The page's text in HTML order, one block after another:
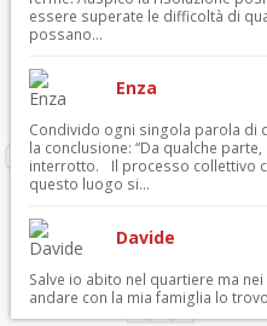
essere superate le difficoltà di
possano...
Enza
Condivido ogni singola parola di
la conclusione: “Da qualche
interrotto. Il processo collettivo
questo luogo si...
Davide
Salve io abito nel quartiere ma
andare con la mia famiglia lo